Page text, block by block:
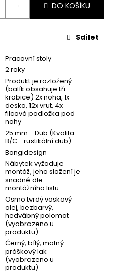
DO KOŠÍKU
Pracovní stoly
2 roky
Produkt je rozložený
(balík obsahuje tři
krabice) 2x noha, 1x
deska, 12x vrut, 4x
filcová podložka pod
nohy
25 mm - Dub (Kvalita
B/C - rustikální dub)
Bongidesign
Nábytek vyžaduje
montáž, jeho složení je
snadné dle
montážního listu
Osmo tvrdý voskový
olej, bezbarvý,
hedvábný polomat
(vyobrazeno u
produktu)
Černý, bílý, matný
práškový lak
(vyobrazeno u
produktu)
Sdílet